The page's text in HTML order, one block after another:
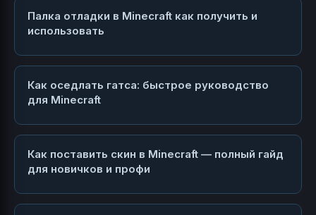
Палка отладки в Minecraft как получить и
использовать
Как оседлать гатса: быстрое руководство
для Minecraft
Как поставить скин в Minecraft — полный гайд
для новичков и профи